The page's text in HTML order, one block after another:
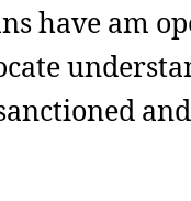
have am